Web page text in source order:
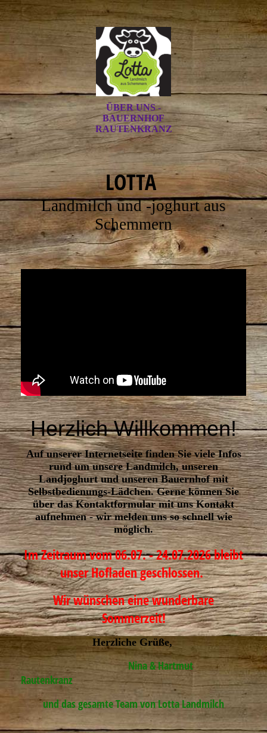
ÜBER UNS -
BAUERNHOF
RAUTENKRANZ
LOTTA
Landmilch und -joghurt aus
Schemmern
Herzlich Willkommen!
Auf unserer Internetseite finden Sie viele Infos
rund um unsere Landmilch, unseren
Landjoghurt und unseren Bauernhof mit
Selbstbedienungs-Lädchen.Gerne können Sie
über das Kontaktformular mit uns Kontakt
aufnehmen -wir melden uns so schnell wie
möglich.
Im Zeitraum vom 06.07. - 24.07.2026 bleibt
unser Hofladen geschlossen.
Wir wünschen eine wunderbare
Sommerzeit!
Herzliche Grüße,
Nina & Hartmut
Rautenkranz
und das gesamte Team von Lotta Landmilch